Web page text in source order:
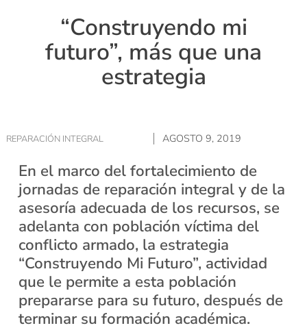
“Construyendo mi
futuro”, más que una
estrategia
REPARACIÓN INTEGRAL AGOSTO 9, 2019
En el marco del fortalecimiento de
jornadas de reparación integral y de la
asesoría adecuada de los recursos, se
adelanta con población víctima del
conflicto armado, la estrategia
“Construyendo Mi Futuro”, actividad
que le permite a esta población
prepararse para su futuro, después de
terminar su formación académica.